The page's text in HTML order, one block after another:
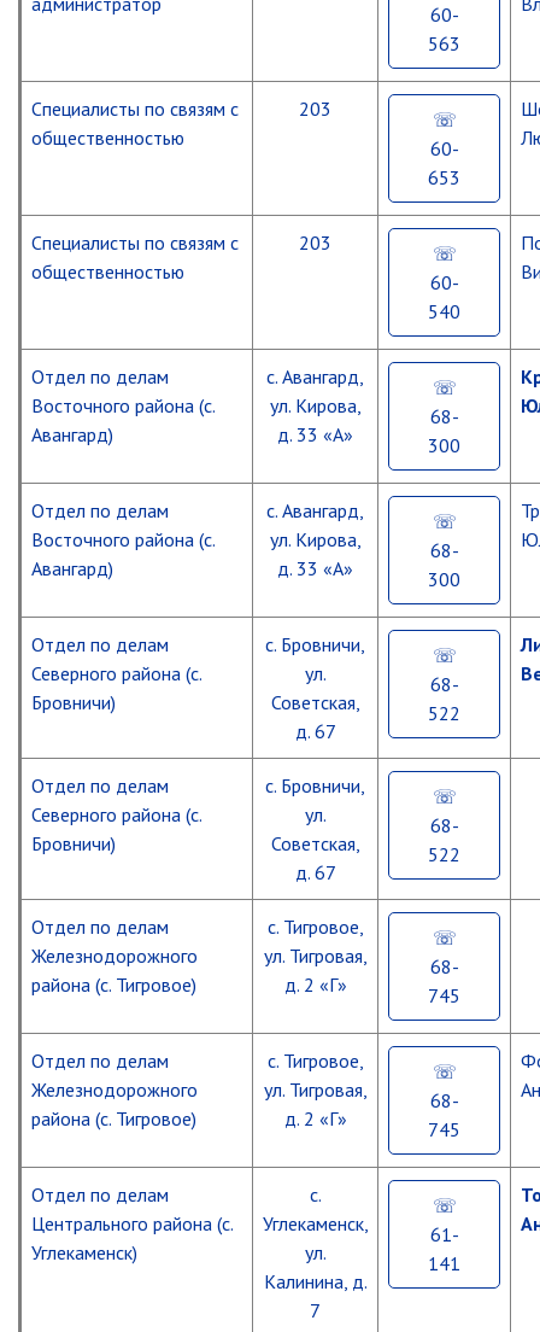
60-
563
Специалисты по связям с
общественностью
203
60-
653
Специалисты по связям с
общественностью
203
60-
540
Отдел по делам
Восточного района (с.
Авангард)
с. Авангард,
ул. Кирова,
д. 33 «А»
68-
300
Отдел по делам
Восточного района (с.
Авангард)
с. Авангард,
ул. Кирова,
д. 33 «А»
68-
300
Отдел по делам
Северного района (с.
Бровничи)
с. Бровничи,
ул.
Советская,
д. 67
68-
522
Отдел по делам
Северного района (с.
Бровничи)
с. Бровничи,
ул.
Советская,
д. 67
68-
522
Отдел по делам
Железнодорожного
района (с. Тигровое)
с. Тигровое,
ул. Тигровая,
д. 2 «Г»
68-
745
Отдел по делам
Железнодорожного
района (с. Тигровое)
с. Тигровое,
ул. Тигровая,
д. 2 «Г»
68-
745
Отдел по делам
Центрального района (с.
Углекаменск)
с.
Углекаменск,
ул.
Калинина, д.
7
61-
141